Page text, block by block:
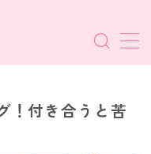
！付き合うと苦